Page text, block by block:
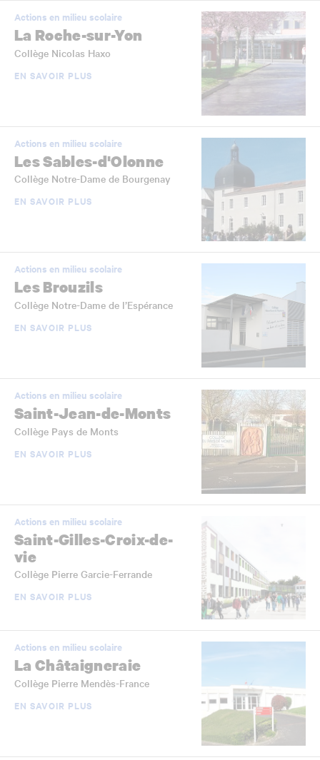
Actions en milieu scolaire
La Roche-sur-Yon
Collège Nicolas Haxo
EN SAVOIR PLUS
Actions en milieu scolaire
Les Sables-d'Olonne
Collège Notre-Dame de Bourgenay
EN SAVOIR PLUS
Actions en milieu scolaire
Les Brouzils
Collège Notre-Dame de l’Espérance
EN SAVOIR PLUS
Actions en milieu scolaire
Saint-Jean-de-Monts
Collège Pays de Monts
EN SAVOIR PLUS
Actions en milieu scolaire
Saint-Gilles-Croix-de-
vie
Collège Pierre Garcie-Ferrande
EN SAVOIR PLUS
Actions en milieu scolaire
La Châtaigneraie
Collège Pierre Mendès-France
EN SAVOIR PLUS